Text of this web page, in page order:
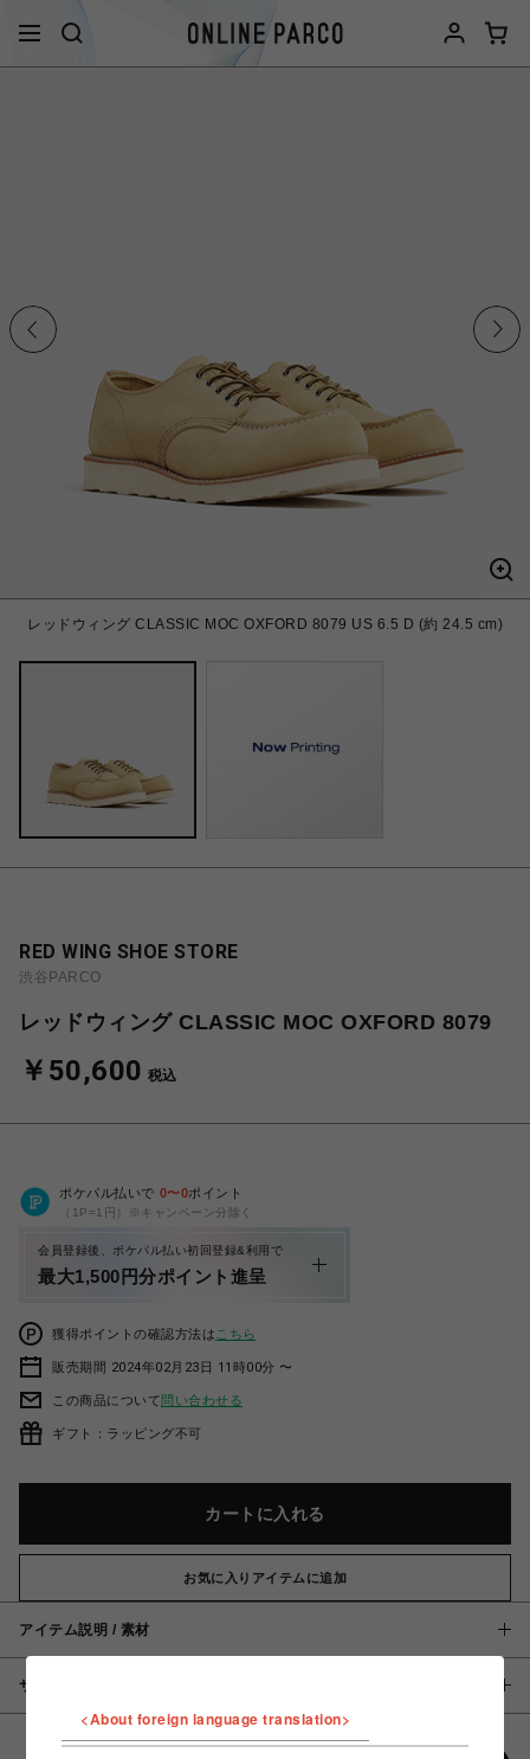
レッドウィング CLASSIC MOC OXFORD 8079 US 6.5 D (約 24.5 cm)
RED WING SHOE STORE
渋谷PARCO
レッドウィング CLASSIC MOC OXFORD 8079
￥50,600 税込
ポケパル払いで 0〜0ポイント
（1P=1円）※キャンペーン分除く
会員登録後、ポケパル払い初回登録&利用で
最大1,500円分ポイント進呈
獲得ポイントの確認方法は こちら
販売期間 2024年02月23日 11時00分 〜
この商品について問い合わせる
ギフト：ラッピング不可
カートに入れる
お気に入りアイテムに追加
アイテム説明 / 素材
サイズ
<About foreign language translation>